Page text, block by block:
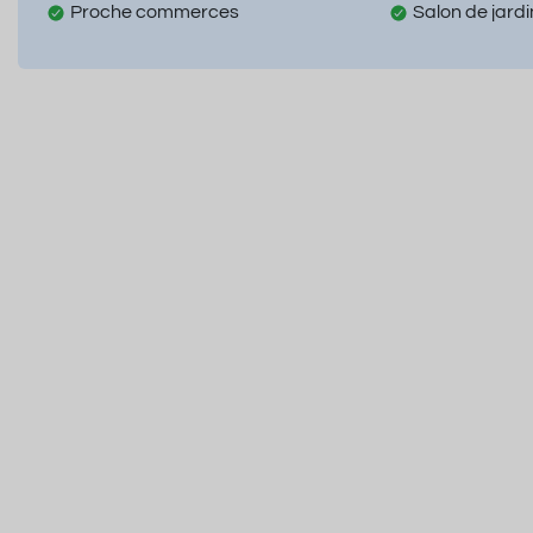
Proche commerces Salon de